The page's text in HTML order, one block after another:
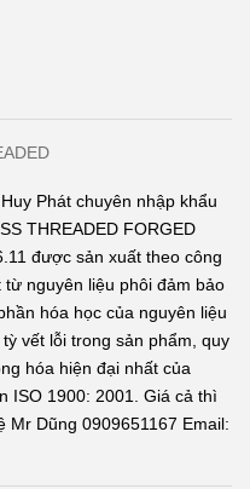
Phát chuyên nhập khẩu
THREADED FORGED
được sản xuất theo công
nguyên liệu phôi đảm bảo
hóa học của nguyên liệu
vết lỗi trong sản phẩm, quy
hóa hiện đại nhất của
ISO 1900: 2001. Giá cả thì
Mr Dũng 0909651167 Email: